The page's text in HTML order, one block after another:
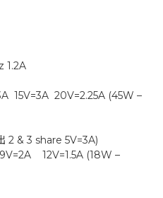
1.2A
15V=3A 20V=2.25A (45W –
2 & 3 share 5V=3A)
12V=1.5A (18W –